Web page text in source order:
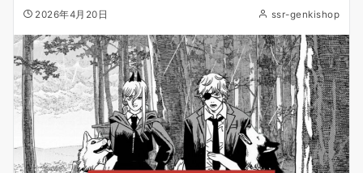
2026年4月20日 ssr-genkishop